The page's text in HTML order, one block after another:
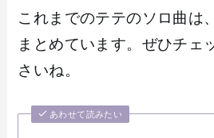
これまでのテテのソロ曲は
まとめています。ぜひチェ
さいね。
あわせて読みたい